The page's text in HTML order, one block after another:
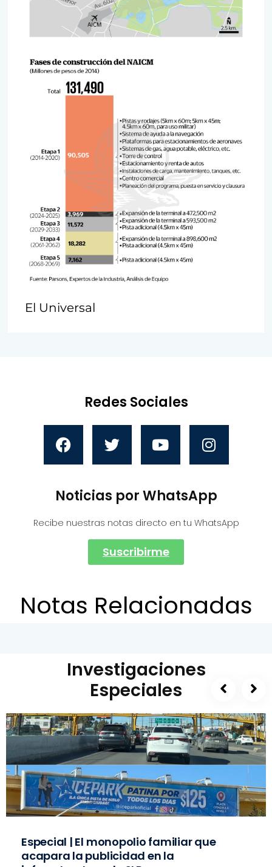
El Universal
Redes Sociales
Noticias por WhatsApp
Recibe nuestras notas directo en tu WhatsApp
Suscribirme
Notas Relacionadas
Investigaciones
Especiales
Especial | El monopolio familiar que
acapara la publicidad en la